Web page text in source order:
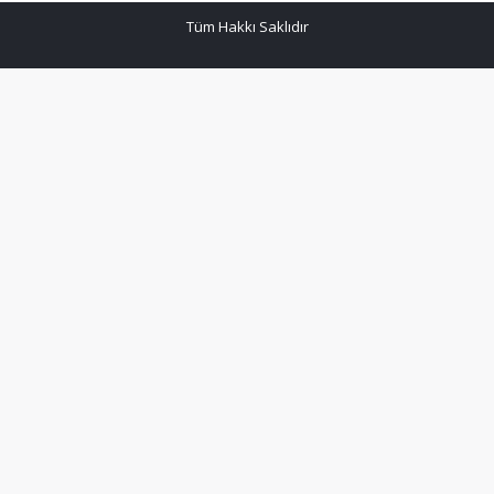
Tüm Hakkı Saklıdır